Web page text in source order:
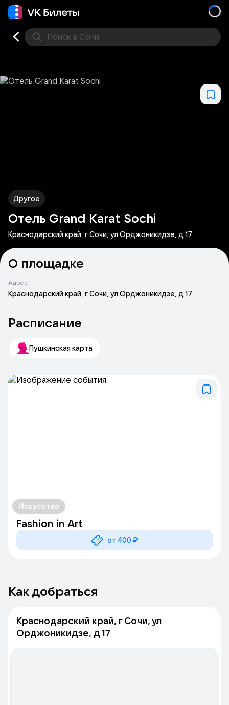
Поиск в Сочи
Другое
Отель Grand Karat Sochi
Краснодарский край, г Сочи, ул Орджоникидзе, д 17
О площадке
Адрес
Краснодарский край, г Сочи, ул Орджоникидзе, д 17
Расписание
Пушкинская карта
Искусство
Fashion in Art
от 400 ₽
Как добраться
Краснодарский край, г Сочи, ул
Орджоникидзе, д 17